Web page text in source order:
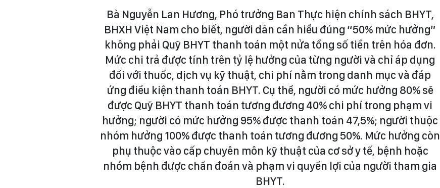
Bà Nguyễn Lan Hương, Phó trưởng Ban Thực hiện chính sách BHYT,
BHXH Việt Nam cho biết, người dân cần hiểu đúng “50% mức hưởng”
không phải Quỹ BHYT thanh toán một nửa tổng số tiền trên hóa đơn.
Mức chi trả được tính trên tỷ lệ hưởng của từng người và chỉ áp dụng
đối với thuốc, dịch vụ kỹ thuật, chi phí nằm trong danh mục và đáp
ứng điều kiện thanh toán BHYT. Cụ thể, người có mức hưởng 80% sẽ
được Quỹ BHYT thanh toán tương đương 40% chi phí trong phạm vi
hưởng; người có mức hưởng 95% được thanh toán 47,5%; người thuộc
nhóm hưởng 100% được thanh toán tương đương 50%. Mức hưởng còn
phụ thuộc vào cấp chuyên môn kỹ thuật của cơ sở y tế, bệnh hoặc
nhóm bệnh được chẩn đoán và phạm vi quyền lợi của người tham gia
BHYT.